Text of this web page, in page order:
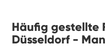
Häufig gestellte
Düsseldorf -